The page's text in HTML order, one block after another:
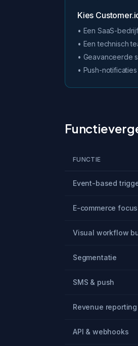
Kies
• Een SaaS-
• Een technisch
• Geavanceerde
• Push-
FUNCTIE
Event-based
E-commerce focus
Visual workflow
Segmentatie
SMS & push
Revenue reporting
API & webhooks